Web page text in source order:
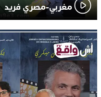
مغربي-مصري فريد